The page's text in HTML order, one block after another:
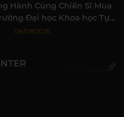
Hành Cùng Chiến Sĩ Mùa
Đại học Khoa học Tự
nhiên, ĐHQG-HCM
06/08/2026